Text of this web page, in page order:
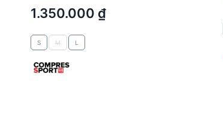
1.350.000 ₫
S M L